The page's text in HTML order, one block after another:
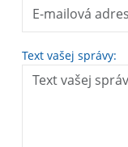
Text vašej správy: